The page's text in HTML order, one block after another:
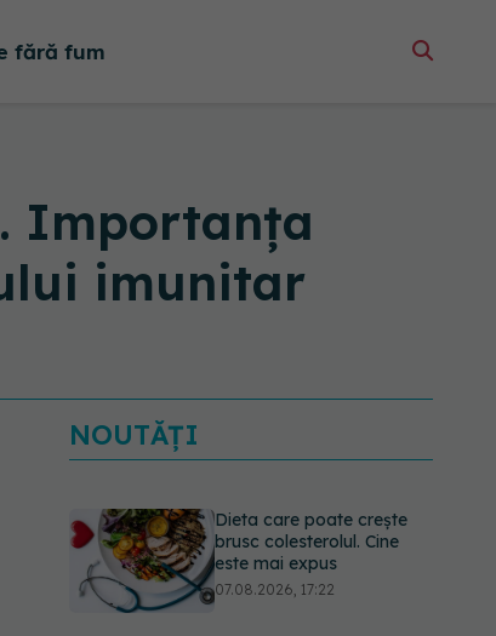
fără fum
Importanța
imunitar
NOUTĂȚI
Dieta care poate crește
brusc colesterolul. Cine
este mai expus
07.08.2026, 17:22